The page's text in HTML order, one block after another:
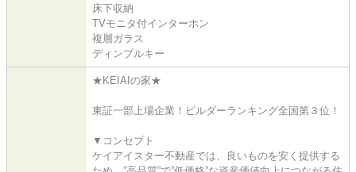
床下収納
TVモニタ付インターホン
複層ガラス
ディンプルキー
★KEIAIの家★
東証一部上場企業！ビルダーランキング全国第３位！
▼コンセプト
ケイアイスター不動産では、良いものを安く提供する